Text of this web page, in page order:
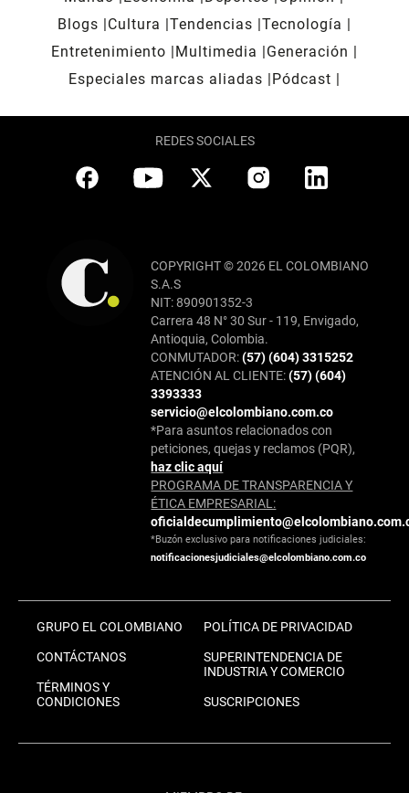
Blogs
Cultura Tendencias Tecnología
Entretenimiento
Multimedia
Generación
Especiales marcas aliadas
Pódcast
REDES SOCIALES
COPYRIGHT © 2026 EL COLOMBIANO
S.A.S
NIT: 890901352-3
Carrera 48 N° 30 Sur - 119, Envigado,
Antioquia, Colombia.
CONMUTADOR:(57) (604) 3315252
ATENCIÓN AL CLIENTE:(57) (604)
3393333
servicio@elcolombiano.com.co
*Para asuntos relacionados con
peticiones, quejas y reclamos (PQR),
haz clic aquí
PROGRAMA DE TRANSPARENCIA Y
ÉTICA EMPRESARIAL:
*Buzón exclusivo para notificaciones judiciales:
notificacionesjudiciales@elcolombiano.com.co
GRUPO EL COLOMBIANO
CONTÁCTANOS
TÉRMINOS Y
CONDICIONES
POLÍTICA DE PRIVACIDAD
SUPERINTENDENCIA DE
INDUSTRIA Y COMERCIO
SUSCRIPCIONES